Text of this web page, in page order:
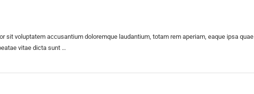
sit voluptatem accusantium doloremque laudantium, totam rem aperiam, eaque ipsa quae
vitae dicta sunt …